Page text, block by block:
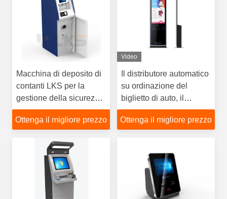
Macchina di deposito di
contanti LKS per la
gestione della sicurezza
dei contanti al dettaglio e
delle stazioni di servizio
Ottenga il migliore prezzo
Video
Il distributore automatico
su ordinazione del
biglietto di auto, il
chiosco self service per
il teatro, l'area pubblica
Service&
Ottenga il migliore prezzo